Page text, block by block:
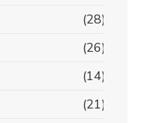
(28)
(26)
(14)
(21)